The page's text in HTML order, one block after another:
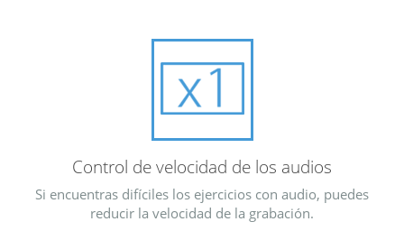
Control de velocidad de los audios
Si encuentras difíciles los ejercicios con audio, puedes
reducir la velocidad de la grabación.